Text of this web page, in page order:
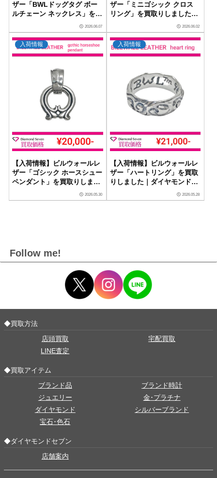
ザー「BWLドッグタグ ボー
ルチェーン ネックレス」を買
取りしました｜ダイヤモンド
セブン
2026.06.07
ザー「ミニゴシック クロス
リング」を買取りしました｜
2026.06.02
入荷情報
【入荷情報】ビルウォールレ
ザー「ゴシック ホースシュー
ペンダント」を買取りしまし
た｜ダイヤモンドセブン 2026.05.30
入荷情報
【入荷情報】ビルウォールレ
ザー「ハートリング」を買取
りしました｜ダイヤモンドセ
2026.05.28
Follow me!
◆買取方法
店頭買取
宅配買取
LINE査定
◆買取アイテム
ブランド品
ブランド時計
ジュエリー
金･プラチナ
ダイヤモンド
シルバーブランド
宝石･色石
◆ダイヤモンドセブン
店舗案内